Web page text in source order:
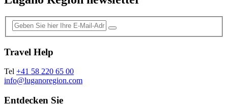
Travel Help
Tel +41 58 220 65 00
info@luganoregion.com
Entdecken Sie